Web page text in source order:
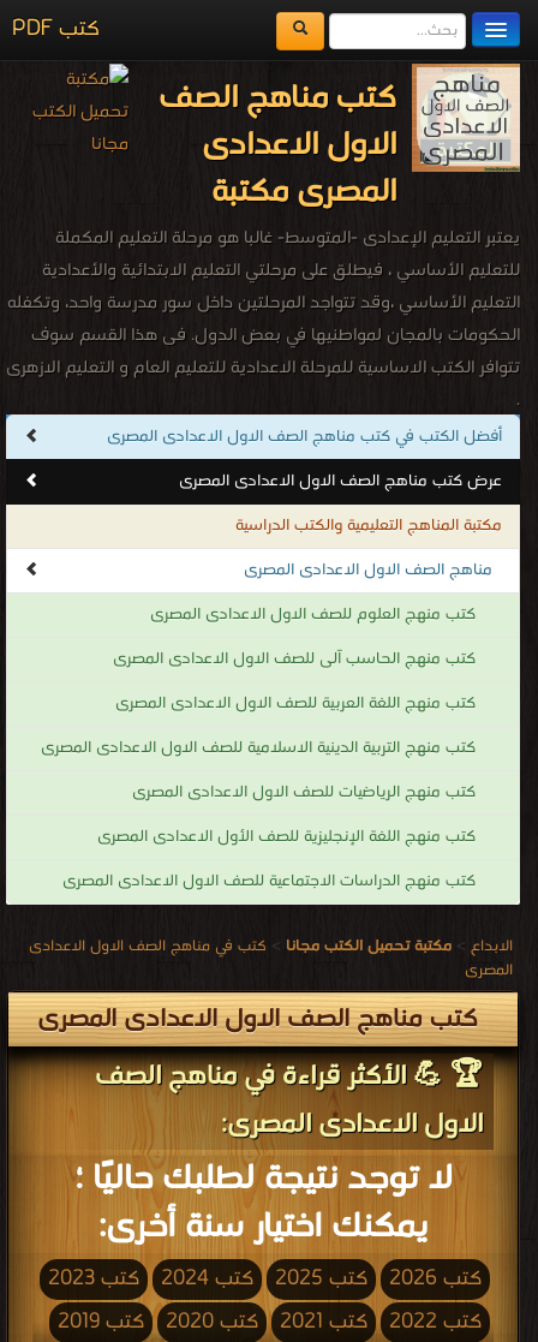
كتب PDF
مكتبة الكتب
المكتبات
يُقرأ حالياً
اضف كتاب
كتب مناهج الصف
الاول الاعدادى
المصرى مكتبة
يعتبر التعليم الإعدادى -المتوسط- غالبا هو مرحلة التعليم المكملة
للتعليم الأساسي ، فيطلق على مرحلتي التعليم الابتدائية والأعدادية
التعليم الأساسي ،وقد تتواجد المرحلتين داخل سور مدرسة واحد، وتكفله
الحكومات بالمجان لمواطنيها في بعض الدول. فى هذا القسم سوف
تتوافر الكتب الاساسية للمرحلة الاعدادية للتعليم العام و التعليم الازهرى
.
كتب مناهج الصف الاول الاعدادى المصرى
.
أفضل الكتب في كتب مناهج الصف الاول الاعدادى المصرى
عرض كتب مناهج الصف الاول الاعدادى المصرى
مكتبة المناهج التعليمية والكتب الدراسية
مناهج الصف الاول الاعدادى المصرى
كتب منهج العلوم للصف الاول الاعدادى المصرى
كتب منهج الحاسب آلى للصف الاول الاعدادى المصرى
كتب منهج اللغة العربية للصف الاول الاعدادى المصرى
كتب منهج التربية الدينية الاسلامية للصف الاول الاعدادى المصرى
كتب منهج الرياضيات للصف الاول الاعدادى المصرى
كتب منهج اللغة الإنجليزية للصف الأول الاعدادى المصرى
كتب منهج الدراسات الاجتماعية للصف الاول الاعدادى المصرى
الابداع > مكتبة تحميل الكتب مجانا > كتب في مناهج الصف الاول الاعدادى
المصرى
كتب مناهج الصف الاول الاعدادى المصرى
🏆 💪 الأكثر قراءة في مناهج الصف
الاول الاعدادى المصرى:
لا توجد نتيجة لطلبك حاليًا ؛
يمكنك اختيار سنة أخرى:
كتب 2026 كتب 2025 كتب 2024
كتب 2023
كتب 2022
كتب 2021 كتب 2020
كتب 2019